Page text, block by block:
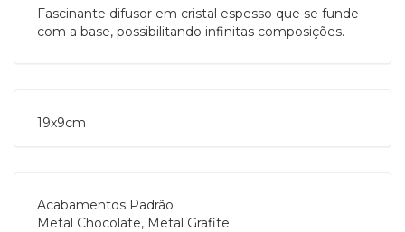
Fascinante difusor em cristal espesso que se funde
com a base, possibilitando infinitas composições.
19x9cm
Acabamentos Padrão
Metal Chocolate, Metal Grafite